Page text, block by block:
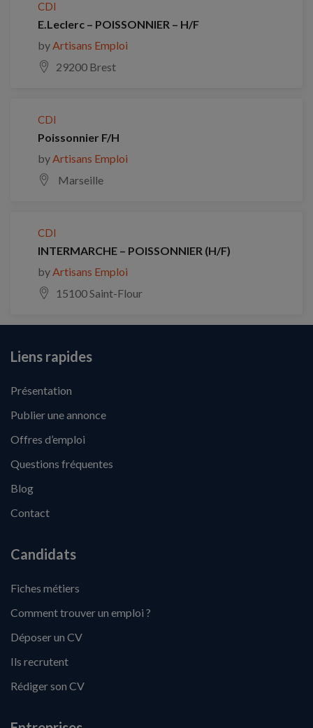
CDI
E.Leclerc – POISSONNIER – H/F
byArtisans Emploi
29200 Brest
CDI
Poissonnier F/H
byArtisans Emploi
Marseille
CDI
INTERMARCHE – POISSONNIER (H/F)
byArtisans Emploi
15100 Saint-Flour
Liens rapides
Présentation
Publier une annonce
Offres d’emploi
Questions fréquentes
Blog
Contact
Candidats
Fiches métiers
Comment trouver un emploi ?
Déposer un CV
Ils recrutent
Rédiger son CV